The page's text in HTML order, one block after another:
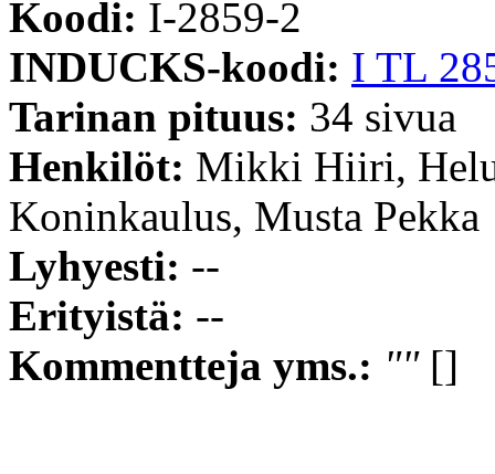
Koodi: I-2859-2
INDUCKS-koodi: I TL
Tarinan pituus: 34 sivua
Henkilöt: Mikki Hiiri,
Koninkaulus, Musta Pekka
Lyhyesti: --
Erityistä: --
Kommentteja yms.: ""[]